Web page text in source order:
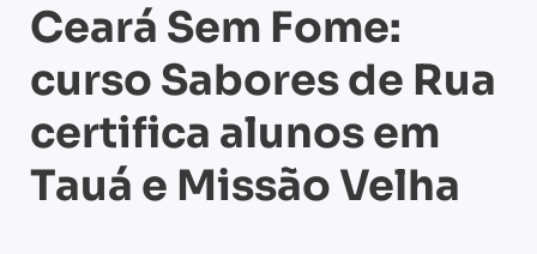
Ceará Sem Fome:
curso Sabores de Rua
certifica alunos em
Tauá e Missão Velha